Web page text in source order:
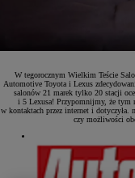
W tegorocznym Wielkim Teście
Automotive Toyota i Lexus
salonów 21 marek tylko 20 stacji
i 5 Lexusa! Przypomnijmy, że tym
w kontaktach przez internet i dotyczyła.
czy możliwości